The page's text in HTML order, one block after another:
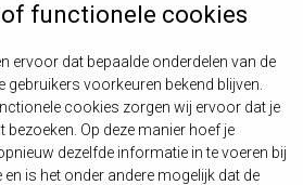
functionele cookies
ervoor dat bepaalde onderdelen van de
gebruikers voorkeuren bekend blijven.
cookies zorgen wij ervoor dat je
bezoeken. Op deze manier hoef je
dezelfde informatie in te voeren bij
en is het onder andere mogelijk dat de